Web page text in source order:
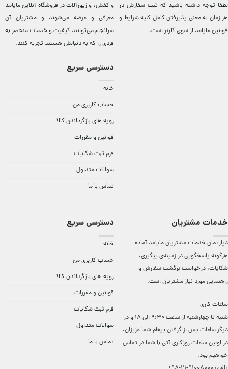
لطفا توجه داشته باشید که ثبت سفارش در
هر زمان به معنی پذیرفتن کامل کلیهشرایط و
قوانین مایامداز سوی کاربر است.
و کفش، و زيورآلات در فروشگاه آنلاين مایامد
معرفی و عرضه می‌شوند و مشتريان آن
سرانجام می‌توانند کيفيت و خدمات منحصر به
فردی را که به دنبالش هستند تجربه کنند.
دسترسی سریع
خانه
حساب کاربری من
رویه های بازگرداندن کالا
قوانین و مقررات
فرم ثبت شکایات
سوالات متداول
تماس با ما
خدمات مشتریان
دپارتمان خدمات مشتریان مایامد آماده
هرگونه پاسخگویی در زمینه‌ی پیگیری،
شکایات، درخواست برگشت سفارش و
راهنمایی مورد نیاز مشتریان است.
ساعات کاری
شنبه تا چهارشنبه از ساعت 9:30 الی 18 و در
دیگر ساعات ‌پس از گرفتن پیغام شما عزیزان،
در اولین ساعات روزکاری آتی با شما در تماس
خواهیم بود.
دسترسی سریع
خانه
حساب کاربری من
رویه های بازگرداندن کالا
قوانین و مقررات
فرم ثبت شکایات
سوالات متداول
تماس با ما